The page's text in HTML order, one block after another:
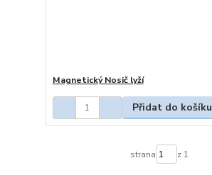
Magnetický Nosič lyží
Přidat do košíku
strana z 1